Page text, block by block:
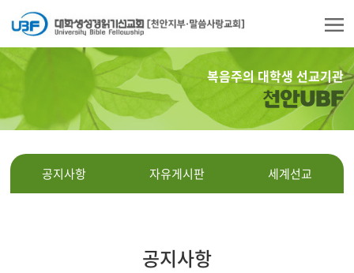
복음주의 대학생 선교기관
천안UBF
공지사항 자유게시판 세계선교
공지사항